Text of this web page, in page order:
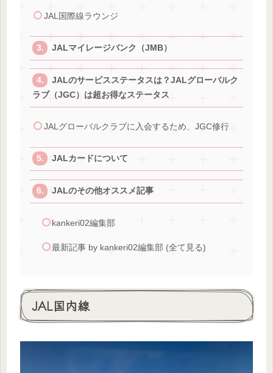
JAL国際線ラウンジ
JALマイレージバンク（JMB）
JALのサービスステータスは？JALグローバルク
ラブ（JGC）は超お得なステータス
JALグローバルクラブに入会するため、JGC修行
JALカードについて
JALのその他オススメ記事
kankeri02編集部
最新記事 by kankeri02編集部 (全て見る)
JAL国内線